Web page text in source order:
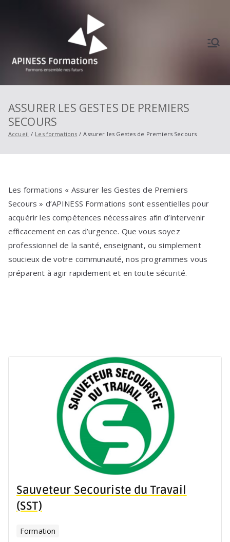
APINES
S
Formati
Formons ensemble
ASSURER LES GESTES DE PREMIERS
SECOURS
Accueil Les formations Assurer les Gestes de Premiers Secours
Les formations « Assurer les Gestes de Premiers
Secours » d’APINESS Formations sont essentielles pour
acquérir les compétences nécessaires afin d’intervenir
efficacement en cas d’urgence. Que vous soyez
professionnel de la santé, enseignant, ou simplement
soucieux de votre communauté, nos programmes vous
préparent à agir rapidement et en toute sécurité.
Sauveteur Secouriste du Travail
(SST)
Formation